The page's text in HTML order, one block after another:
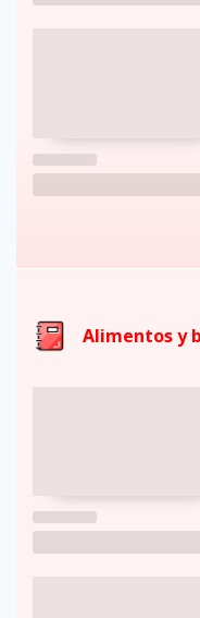
Alimentos y